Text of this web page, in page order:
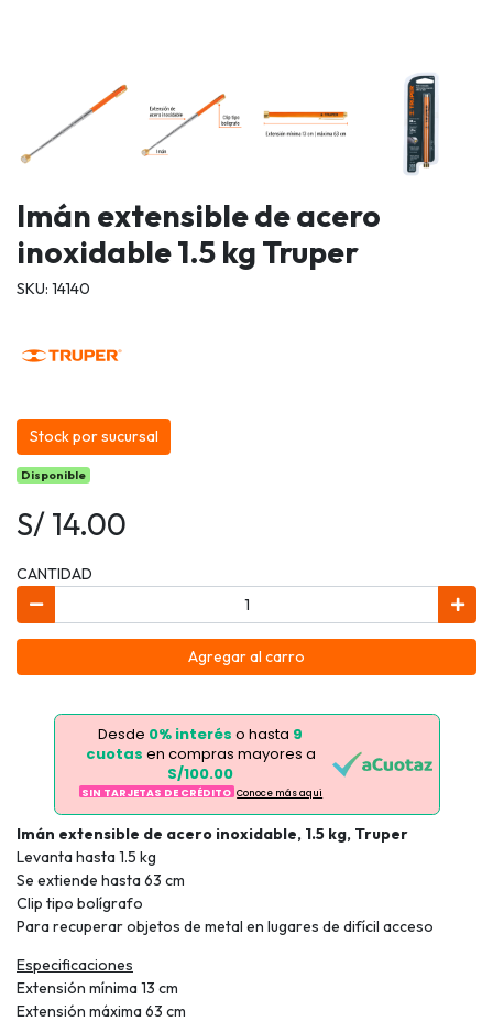
Imán extensible de acero
inoxidable 1.5 kg Truper
SKU: 14140
Stock por sucursal
Disponible
S/ 14.00
CANTIDAD
Agregar al carro
Desde 0% interés o hasta 9
cuotas en compras mayores a
S/100.00
SIN TARJETAS DE CRÉDITO Conoce más aqui
Imán extensible de acero inoxidable, 1.5 kg, Truper
Levanta hasta 1.5 kg
Se extiende hasta 63 cm
Clip tipo bolígrafo
Para recuperar objetos de metal en lugares de difícil acceso
Especificaciones
Extensión mínima 13 cm
Extensión máxima 63 cm